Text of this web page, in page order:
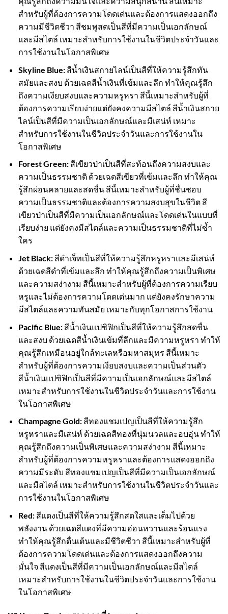
สำหรับผู้ที่ต้องการความโดดเด่นและต้องการแสดงออกถึง
ความมีชีวิตชีวา สีชมพูสดเป็นสีที่มีความเป็นเอกลักษณ์
และมีสไตล์ เหมาะสำหรับการใช้งานในชีวิตประจำวันและ
การใช้งานในโอกาสพิเศษ
Skyline Blue:สีน้ำเงินสกายไลน์เป็นสีที่ให้ความรู้สึกทัน
สมัยและสงบ ด้วยเฉดสีน้ำเงินที่เข้มและลึก ทำให้คุณรู้สึก
ถึงความเงียบสงบและความหรูหรา สีนี้เหมาะสำหรับผู้ที่
ต้องการความเรียบง่ายแต่ยังคงความมีสไตล์ สีน้ำเงินสกาย
ไลน์เป็นสีที่มีความเป็นเอกลักษณ์และมีเสน่ห์ เหมาะ
สำหรับการใช้งานในชีวิตประจำวันและการใช้งานใน
โอกาสพิเศษ
Forest Green:สีเขียวป่าเป็นสีที่สะท้อนถึงความสงบและ
ความเป็นธรรมชาติ ด้วยเฉดสีเขียวที่เข้มและลึก ทำให้คุณ
รู้สึกผ่อนคลายและสดชื่น สีนี้เหมาะสำหรับผู้ที่ชื่นชอบ
ความเป็นธรรมชาติและต้องการความสงบสุขในชีวิต สี
เขียวป่าเป็นสีที่มีความเป็นเอกลักษณ์และโดดเด่นในแบบที่
เรียบง่าย แต่ยังคงมีสไตล์และความเป็นธรรมชาติที่ไม่ซ้ำ
ใคร
Jet Black:สีดำเจ็ทเป็นสีที่ให้ความรู้สึกหรูหราและมีเสน่ห์
ด้วยเฉดสีดำที่เข้มและลึก ทำให้คุณรู้สึกถึงความเป็นพิเศษ
และความสง่างาม สีนี้เหมาะสำหรับผู้ที่ต้องการความเรียบ
หรูและไม่ต้องการความโดดเด่นมาก แต่ยังคงรักษาความ
มีสไตล์และความทันสมัย เหมาะกับทุกโอกาสการใช้งาน
Pacific Blue:สีน้ำเงินแปซิฟิกเป็นสีที่ให้ความรู้สึกสดชื่น
และสงบ ด้วยเฉดสีน้ำเงินเข้มที่ลึกและมีความหรูหรา ทำให้
คุณรู้สึกเหมือนอยู่ใกล้ทะเลหรือมหาสมุทร สีนี้เหมาะ
สำหรับผู้ที่ต้องการความเงียบสงบและความเป็นส่วนตัว
สีน้ำเงินแปซิฟิกเป็นสีที่มีความเป็นเอกลักษณ์และมีสไตล์
เหมาะสำหรับการใช้งานในชีวิตประจำวันและการใช้งาน
ในโอกาสพิเศษ
Champagne Gold:สีทองแชมเปญเป็นสีที่ให้ความรู้สึก
หรูหราและมีเสน่ห์ ด้วยเฉดสีทองที่นุ่มนวลและอบอุ่น ทำให้
คุณรู้สึกถึงความเป็นพิเศษและความสง่างาม สีนี้เหมาะ
สำหรับผู้ที่ต้องการความหรูหราและต้องการแสดงออกถึง
ความมีระดับ สีทองแชมเปญเป็นสีที่มีความเป็นเอกลักษณ์
และมีสไตล์ เหมาะสำหรับการใช้งานในชีวิตประจำวันและ
การใช้งานในโอกาสพิเศษ
Red:สีแดงเป็นสีที่ให้ความรู้สึกสดใสและเต็มไปด้วย
พลังงาน ด้วยเฉดสีแดงที่มีความอ่อนหวานและร้อนแรง
ทำให้คุณรู้สึกตื่นเต้นและมีชีวิตชีวา สีนี้เหมาะสำหรับผู้ที่
ต้องการความโดดเด่นและต้องการแสดงออกถึงความ
มั่นใจ สีแดงเป็นสีที่มีความเป็นเอกลักษณ์และมีสไตล์
เหมาะสำหรับการใช้งานในชีวิตประจำวันและการใช้งาน
ในโอกาสพิเศษ